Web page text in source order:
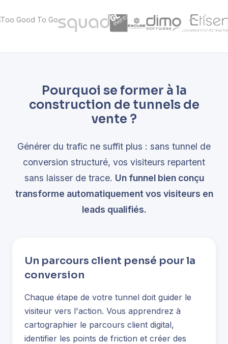
Pourquoi se former à la
construction de tunnels de
vente ?
Générer du trafic ne suffit plus : sans tunnel de
conversion structuré, vos visiteurs repartent
sans laisser de trace. Un funnel bien conçu
transforme automatiquement vos visiteurs en
leads qualifiés.
Un parcours client pensé pour la
conversion
Chaque étape de votre tunnel doit guider le
visiteur vers l'action. Vous apprendrez à
cartographier le parcours client digital,
identifier les points de friction et créer des